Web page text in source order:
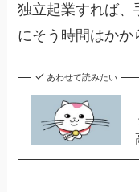
独立起業すれば、
にそう時間はかか
あわせて読みたい